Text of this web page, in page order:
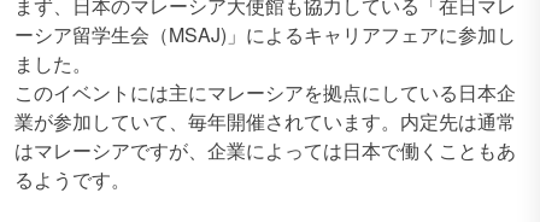
まず、日本のマレーシア大使館も協力している「在日マレ
ーシア留学生会（MSAJ)」によるキャリアフェアに参加し
ました。
このイベントには主にマレーシアを拠点にしている日本企
業が参加していて、毎年開催されています。内定先は通常
はマレーシアですが、企業によっては日本で働くこともあ
るようです。